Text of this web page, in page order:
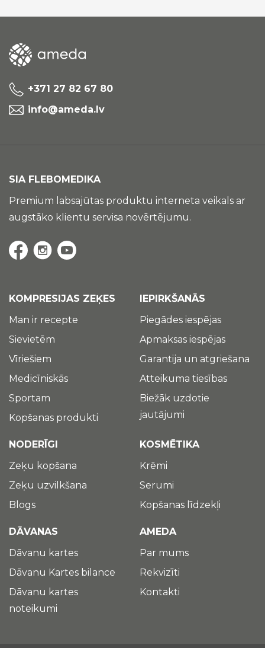
+371 27 82 67 80
info@ameda.lv
SIA FLEBOMEDIKA
Premium labsajūtas produktu interneta veikals ar
augstāko klientu servisa novērtējumu.
KOMPRESIJAS ZEĶES
Man ir recepte
Sievietēm
Vīriešiem
Medicīniskās
Sportam
Kopšanas produkti
IEPIRKŠANĀS
Piegādes iespējas
Apmaksas iespējas
Garantija un atgriešana
Atteikuma tiesības
Biežāk uzdotie
jautājumi
NODERĪGI
Zeķu kopšana
Zeķu uzvilkšana
Blogs
KOSMĒTIKA
Krēmi
Serumi
Kopšanas līdzekļi
DĀVANAS
Dāvanu kartes
Dāvanu Kartes bilance
Dāvanu kartes
noteikumi
AMEDA
Par mums
Rekvizīti
Kontakti